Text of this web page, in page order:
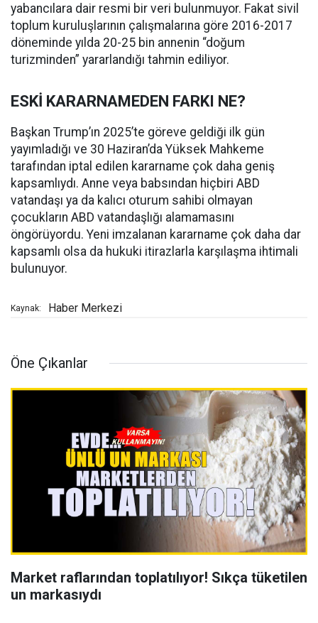
yabancılara dair resmi bir veri bulunmuyor. Fakat sivil
toplum kuruluşlarının çalışmalarına göre 2016-2017
döneminde yılda 20-25 bin annenin “doğum
turizminden” yararlandığı tahmin ediliyor.
ESKİ KARARNAMEDEN FARKI NE?
Başkan Trump’ın 2025’te göreve geldiği ilk gün
yayımladığı ve 30 Haziran’da Yüksek Mahkeme
tarafından iptal edilen kararname çok daha geniş
kapsamlıydı. Anne veya babsından hiçbiri ABD
vatandaşı ya da kalıcı oturum sahibi olmayan
çocukların ABD vatandaşlığı alamamasını
öngörüyordu. Yeni imzalanan kararname çok daha dar
kapsamlı olsa da hukuki itirazlarla karşılaşma ihtimali
bulunuyor.
Kaynak: Haber Merkezi
Öne Çıkanlar
Market raflarından toplatılıyor! Sıkça tüketilen
un markasıydı